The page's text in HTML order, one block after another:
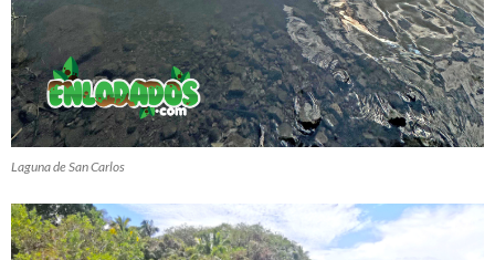
Laguna de San Carlos